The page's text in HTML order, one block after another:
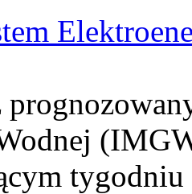
tygodniu